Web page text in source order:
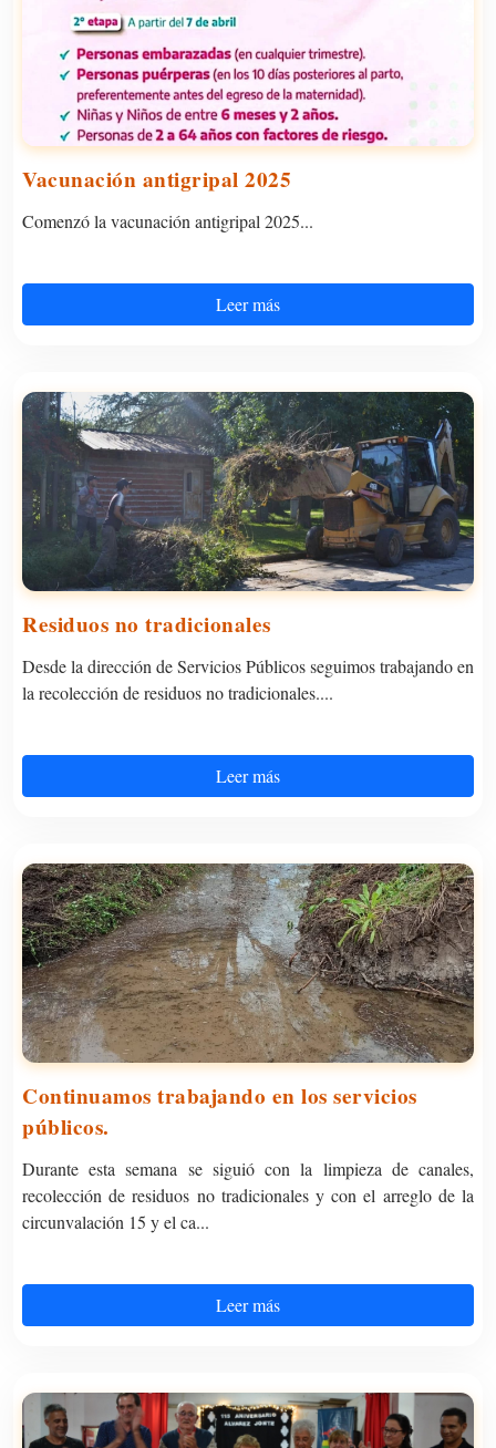
Vacunación antigripal 2025
Comenzó la vacunación antigripal 2025...
Leer más
Residuos no tradicionales
Desde la dirección de Servicios Públicos seguimos trabajando en
la recolección de residuos no tradicionales....
Leer más
Continuamos trabajando en los servicios
públicos.
Durante esta semana se siguió con la limpieza de canales,
recolección de residuos no tradicionales y con el arreglo de la
circunvalación 15 y el ca...
Leer más